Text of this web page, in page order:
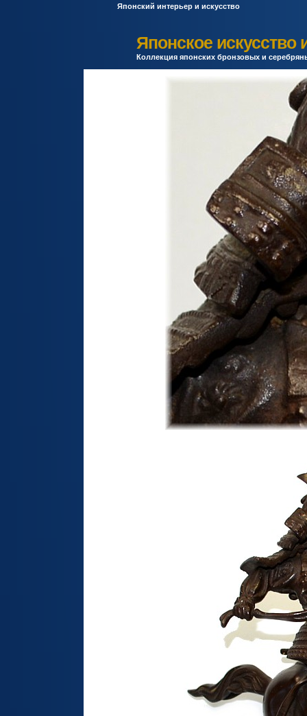
Японское искусство
Коллекция японских бронзовых и
Японский интерьер и искусство